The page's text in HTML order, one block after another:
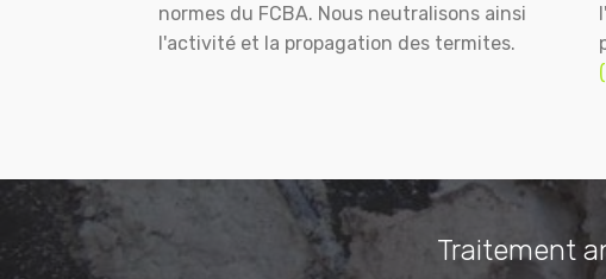
normes du FCBA. Nous neutralisons ainsi
l'activité et la propagation des termites.
Traitement